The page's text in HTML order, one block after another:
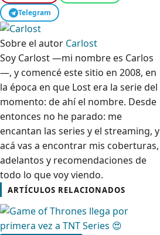
Telegram
Sobre el autor Carlost
Soy Carlost —mi nombre es Carlos
—, y comencé este sitio en 2008, en
la época en que Lost era la serie del
momento: de ahí el nombre. Desde
entonces no he parado: me
encantan las series y el streaming, y
acá vas a encontrar mis coberturas,
adelantos y recomendaciones de
todo lo que voy viendo.
ARTÍCULOS RELACIONADOS